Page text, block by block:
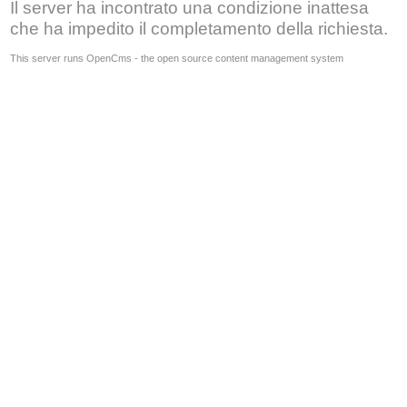
Il server ha incontrato una condizione inattesa
che ha impedito il completamento della richiesta.
This server runs OpenCms - the open source content management system